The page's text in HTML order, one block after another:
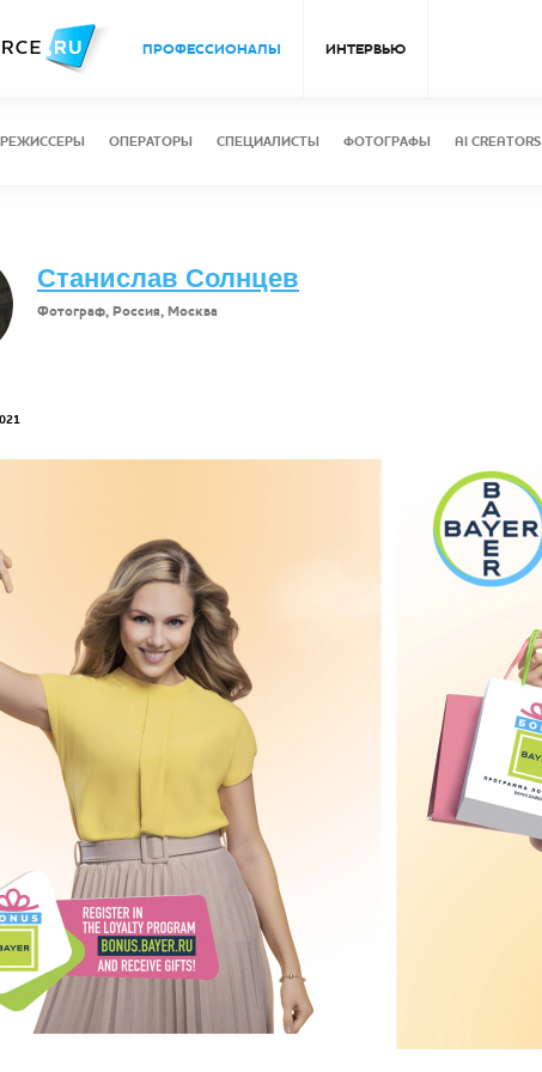
ПРОФЕССИОНАЛЫ ИНТЕРВЬЮ
РЕЖИССЕРЫ ОПЕРАТОРЫ СПЕЦИАЛИСТЫ ФОТОГРАФЫ AI CREATORS
Станислав Солнцев
Фотограф, Россия, Москва